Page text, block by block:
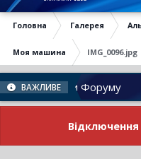
Головна Галерея
Моя машина IMG_0096.jpg
ВАЖЛИВЕ
Новини Форуму
Відключення